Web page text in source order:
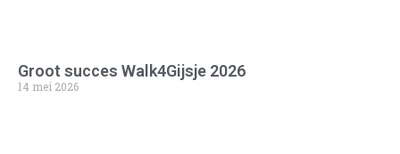
Groot succes Walk4Gijsje 2026
14 mei 2026